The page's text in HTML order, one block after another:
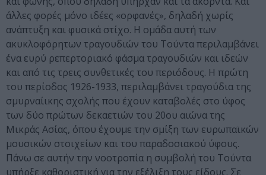
άλλες φορές μόνο ιδέες «ορφανές», δηλαδή χωρίς
ανάπτυξη και φυσικά στίχο. Η ομάδα αυτή των
ακυκλοφόρητων τραγουδιών του Τούντα περιλαμβάνει
ένα ευρύ ρεπερτοριακό φάσμα τραγουδιών και ιδεών
και από τις τρεις συνθετικές του περιόδους. Η πρώτη
του περίοδος 1926-1933, περιλαμβάνει τραγούδια της
σμυρναίικης σχολής που έχουν καταβολές στο ύφος
των δύο πρώτων δεκαετιών του 20ου αιώνα της
Μικράς Ασίας, όπου έχουμε την σμίξη των ευρωπαϊκών
μουσικών στοιχείων και του παραδοσιακού ύφους.
Πάνω σε αυτήν την νοοτροπία η συμβολή του Τούντα
υπήρξε καθοριστική για την εξέλιξη τους είδους. Σε